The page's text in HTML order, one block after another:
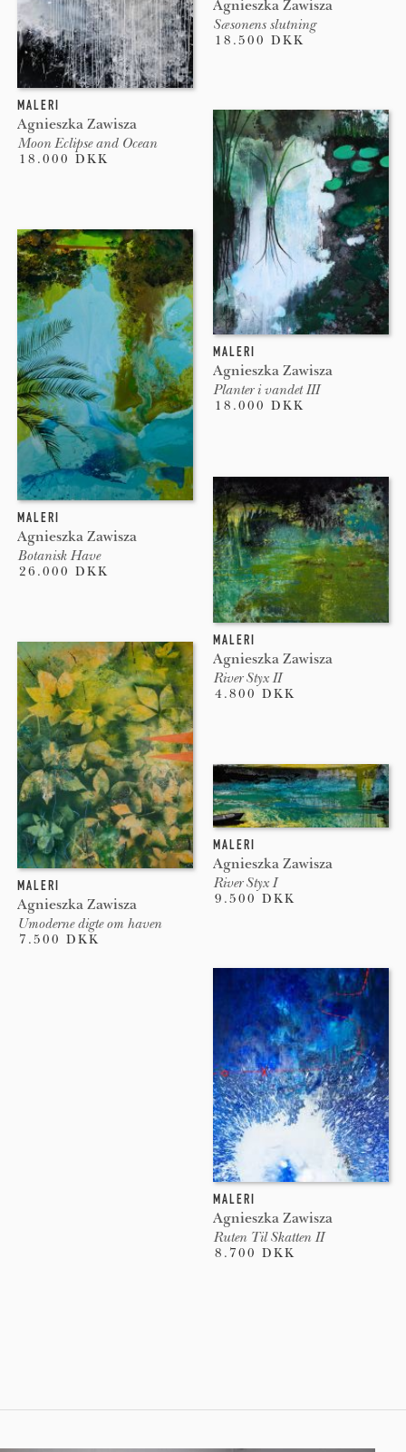
Agnieszka Zawisza
Sæsonens slutning
18.500 DKK
MALERI
Agnieszka Zawisza
Moon Eclipse and Ocean
18.000 DKK
MALERI
Agnieszka Zawisza
Planter i vandet III
18.000 DKK
MALERI
Agnieszka Zawisza
Botanisk Have
26.000 DKK
MALERI
Agnieszka Zawisza
River Styx II
4.800 DKK
MALERI
Agnieszka Zawisza
Umoderne digte om haven
7.500 DKK
MALERI
Agnieszka Zawisza
River Styx I
9.500 DKK
MALERI
Agnieszka Zawisza
Ruten Til Skatten II
8.700 DKK